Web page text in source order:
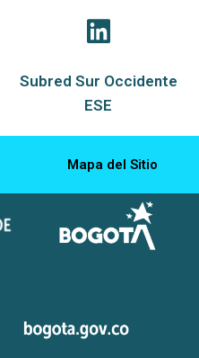
Subred Sur Occidente
ESE
Mapa del Sitio